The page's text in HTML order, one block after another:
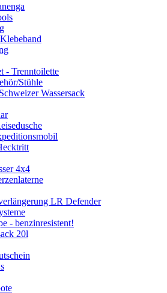
- Trenntoilette
Stühle
Wassersack
4x4
LR Defender
- benzinresistent!
20l